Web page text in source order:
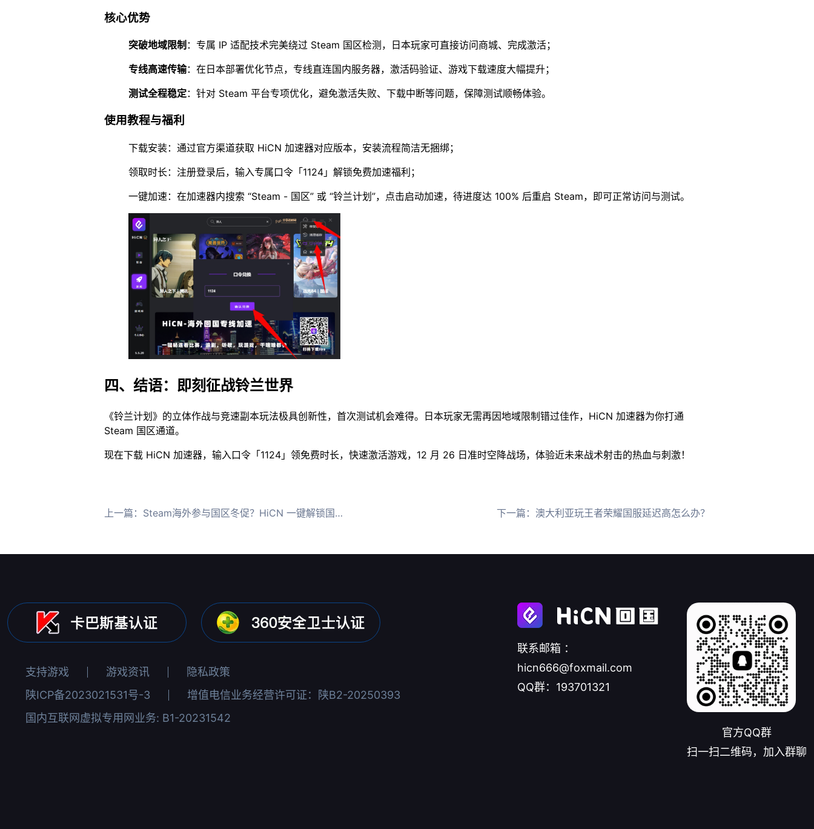
核心优势
突破地域限制 ：专属 IP 适配技术完美绕过 Steam 国区检测，日本玩家可直接访问商城、完成激活；
专线高速传输：在日本部署优化节点，专线直连国内服务器，激活码验证、游戏下载速度大幅提升；
测试全程稳定：针对 Steam 平台专项优化，避免激活失败、下载中断等问题，保障测试顺畅体验。
使用教程与福利
下载安装：通过官方渠道获取 HiCN 加速器对应版本，安装流程简洁无捆绑；
领取时长：注册登录后，输入专属口令「1124」解锁免费加速福利；
一键加速：在加速器内搜索 “Steam - 国区” 或 “铃兰计划”，点击启动加速，待进度达 100% 后重启 Steam，即可正常访问与测试。
四、结语：即刻征战铃兰世界
《铃兰计划》的立体作战与竞速副本玩法极具创新性，首次测试机会难得。日本玩家无需再因地域限制错过佳作，HiCN 加速器为你打通
Steam 国区通道。
现在下载 HiCN 加速器，输入口令「1124」领免费时长，快速激活游戏，12 月 26 日准时空降战场，体验近未来战术射击的热血与刺激！
上一篇： Steam海外参与国区冬促？HiCN 一键解锁国区商城！ 下一篇： 澳大利亚玩王者荣耀国服延迟高怎么办？
支持游戏 游戏资讯
隐私政策
陕ICP备2023021531号-3
增值电信业务经营许可证：陕B2-20250393
国内互联网虚拟专用网业务: B1-20231542
联系邮箱 ：
hicn666@foxmail.com
QQ群：193701321
官方QQ群
扫一扫二维码，加入群聊